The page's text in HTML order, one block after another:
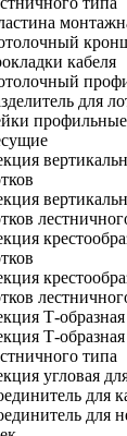
кабеля
для
Т-образная
Т-
типа
угловая
для
для